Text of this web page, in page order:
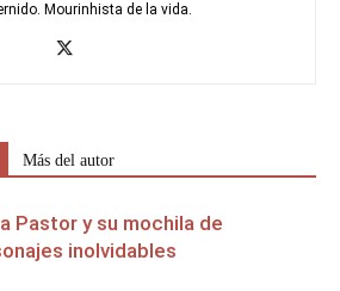
Mourinhista de la vida.
Más del autor
Pastor y su mochila de
inolvidables